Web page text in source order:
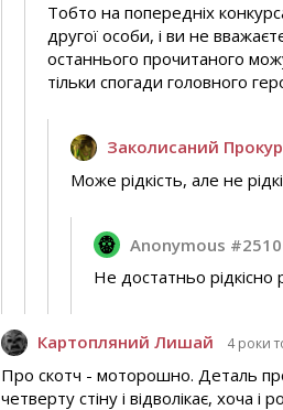
Тобто на попередніх
другої особи, і ви не
останнього прочитаного
тільки спогади головного
Заколисаний
Може рідкість, але не
Anonymous #2510
Не достатньо рідкісно
Картопляний Лишай 4 роки
Про скотч - моторошно. Деталь
четверту стіну і відволікає, хоча